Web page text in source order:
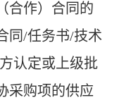
合作）合同的
同 /任务书/技术
认定或上级批
采购项的供应